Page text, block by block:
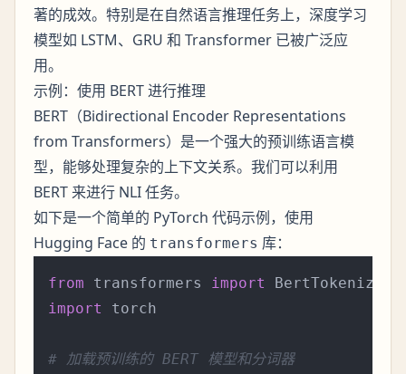
著的成效。特别是在自然语言推理任务上，深度学习
模型如 LSTM、GRU 和 Transformer 已被广泛应
用。
示例：使用 BERT 进行推理
BERT（Bidirectional Encoder Representations
from Transformers）是一个强大的预训练语言模
型，能够处理复杂的上下文关系。我们可以利用
BERT 来进行 NLI 任务。
如下是一个简单的 PyTorch 代码示例，使用
Hugging Face 的 transformers 库：
from transformers import
import
torch
# 加载预训练的 BERT 模型和分词器